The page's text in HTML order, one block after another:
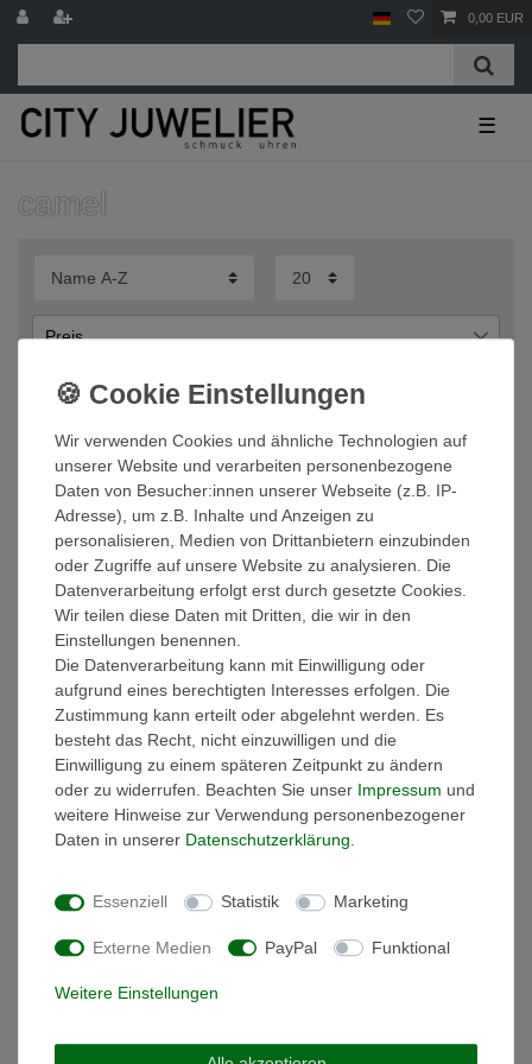
0,00 EUR
☰
camel
Preis
― €
Übernehmen
Wichtige Informationen
FAQ Funkuhren
Wasserdichtheit
Geschenkverpackung
Batterieentsorgung
Zahlung
Versand
Sicher und Bequem bezahlen
Schneller und sicherer Versand
Wir verwenden Cookies und ähnliche Technologien auf
unserer Website und verarbeiten personenbezogene
Daten von Besucher:innen unserer Webseite (z.B. IP-
Adresse), um z.B. Inhalte und Anzeigen zu
personalisieren, Medien von Drittanbietern einzubinden
oder Zugriffe auf unsere Website zu analysieren. Die
Datenverarbeitung erfolgt erst durch gesetzte Cookies.
Wir teilen diese Daten mit Dritten, die wir in den
Einstellungen benennen.
Die Datenverarbeitung kann mit Einwilligung oder
aufgrund eines berechtigten Interesses erfolgen. Die
Zustimmung kann erteilt oder abgelehnt werden. Es
besteht das Recht, nicht einzuwilligen und die
Einwilligung zu einem späteren Zeitpunkt zu ändern
oder zu widerrufen. Beachten Sie unser Impressum und
weitere Hinweise zur Verwendung personenbezogener
Daten in unserer Daten­schutz­erklärung
Essenziell Statistik Marketing
Externe Medien PayPal Funktional
Weitere Einstellungen